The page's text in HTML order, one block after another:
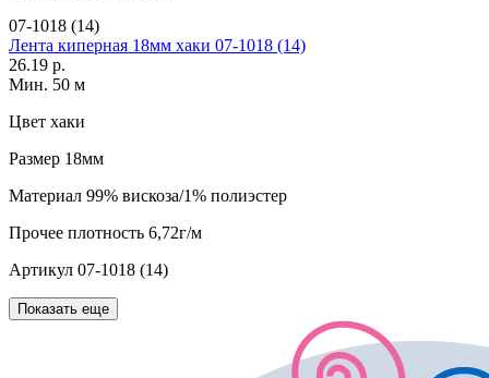
07-1018 (14)
Лента киперная 18мм хаки 07-1018 (14)
26.19 р.
Мин. 50 м
Цвет хаки
Размер 18мм
Материал 99% вискоза/1% полиэстер
Прочее плотность 6,72г/м
Артикул 07-1018 (14)
Показать еще